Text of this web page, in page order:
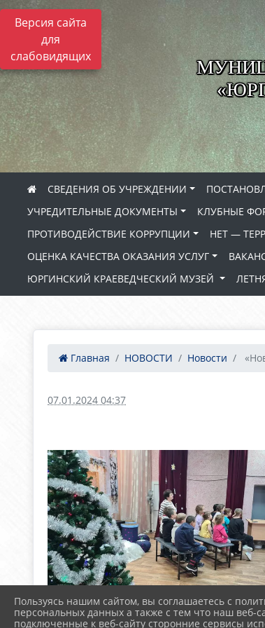
Версия сайта
для
слабовидящих
СВЕДЕНИЯ ОБ УЧРЕЖДЕНИИ
УЧРЕДИТЕЛЬНЫЕ ДОКУМЕНТЫ
КЛУБНЫЕ
ПРОТИВОДЕЙСТВИЕ КОРРУПЦИИ
НЕТ —
ОЦЕНКА КАЧЕСТВА ОКАЗАНИЯ УСЛУГ
ЮРГИНСКИЙ КРАЕВЕДЧЕСКИЙ МУЗЕЙ
Главная НОВОСТИ Новости
07.01.2024 04:37
Пользуясь нашим сайтом, вы соглашаетесь с
персональных данных а также с тем что наш веб-
подключенные к веб-сайту сторонние сервисы